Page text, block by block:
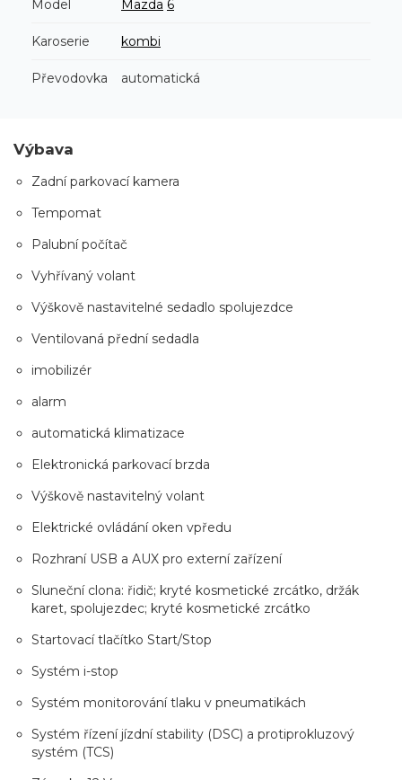
Model Mazda 6
Karoserie kombi
Převodovka automatická
Výbava
Zadní parkovací kamera
Tempomat
Palubní počítač
Vyhřívaný volant
Výškově nastavitelné sedadlo spolujezdce
Ventilovaná přední sedadla
imobilizér
alarm
automatická klimatizace
Elektronická parkovací brzda
Výškově nastavitelný volant
Elektrické ovládání oken vpředu
Rozhraní USB a AUX pro externí zařízení
Sluneční clona: řidič; kryté kosmetické zrcátko, držák
karet, spolujezdec; kryté kosmetické zrcátko
Startovací tlačítko Start/Stop
Systém i-stop
Systém monitorování tlaku v pneumatikách
Systém řízení jízdní stability (DSC) a protiprokluzový
systém (TCS)